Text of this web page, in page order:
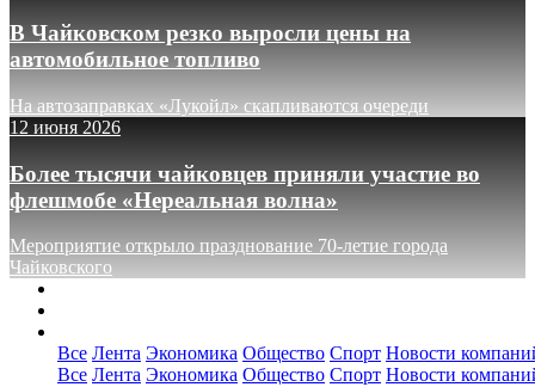
В Чайковском резко выросли цены на
автомобильное топливо
На автозаправках «Лукойл» скапливаются очереди
12 июня 2026
Более тысячи чайковцев приняли участие во
флешмобе «Нереальная волна»
Мероприятие открыло празднование 70-летие города
Чайковского
Все Лента Экономика Общество Спорт Новости
Все Лента Экономика Общество Спорт Новости